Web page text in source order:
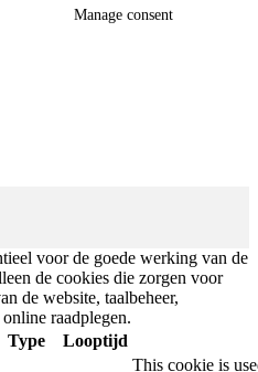
Manage consent
voor de goede werking van de
de cookies die zorgen voor
de website, taalbeheer,
raadplegen.
Type Looptijd
This cookie is